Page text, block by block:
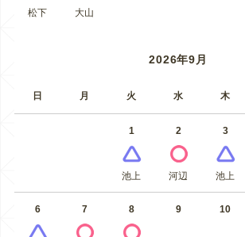
松下 大山
2026年9月
日 月 火 水 木
1
池上
2
河辺
3
池上
6 7 8 9 10